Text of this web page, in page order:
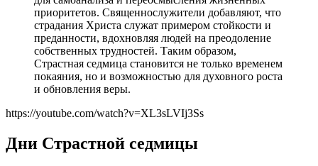
приоритетов. Священнослужители добавляют, что
страдания Христа служат примером стойкости и
преданности, вдохновляя людей на преодоление
собственных трудностей. Таким образом,
Страстная седмица становится не только временем
покаяния, но и возможностью для духовного роста
и обновления веры.
https://youtube.com/watch?v=XL3sLVIj3Ss
Дни Страстной седмицы